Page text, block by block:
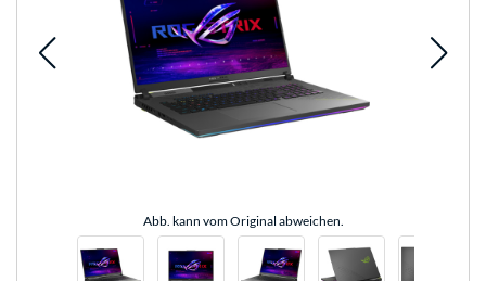
Abb. kann vom Original abweichen.